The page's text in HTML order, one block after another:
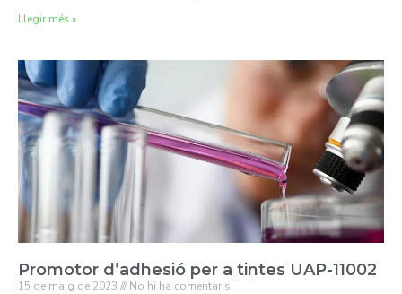
Llegir més »
Promotor d’adhesió per a tintes UAP-11002
15 de maig de 2023 No hi ha comentaris